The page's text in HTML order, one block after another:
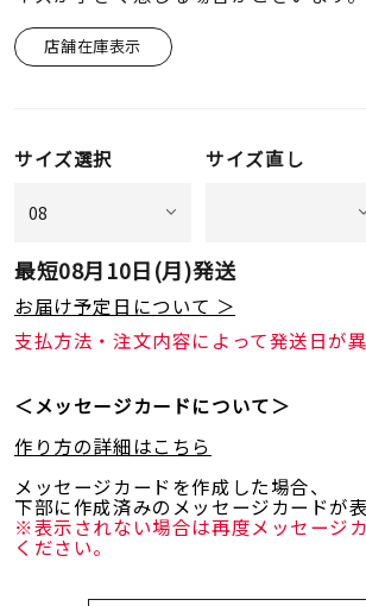
価格
在庫 在庫ありのみ
店舗在庫表示
サイズ選択 サイズ直し
最短08月10日(月)発送
お届け予定日について ＞
支払方法・注文内容によって発送日が異
＜メッセージカードについて＞
作り方の詳細はこちら
メッセージカードを作成した場合、
下部に作成済みのメッセージカードが表
※表示されない場合は再度メッセージ
ください。